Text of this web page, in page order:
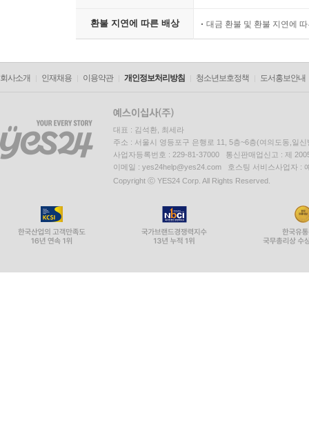
환불 지연에 따른 배상 대금 환불 및 환불 지연에
회사소개 인재채용 이용약관 개인정보처리방침 청소년보호정책 도서홍보안내
대표 : 김석환, 최세라
주소 : 서울시 영등포구 은행로 11, 5층~6층(여의도동,일신
사업자등록번호 : 229-81-37000 통신판매업신고 : 제
이메일 : yes24help@yes24.com 호스팅 서비스사업자 :
Copyright ⓒ YES24 Corp. All Rights Reserved.